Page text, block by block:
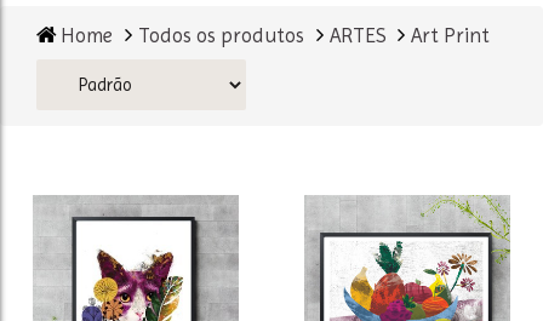
Home Todos os produtos ARTES Art Print